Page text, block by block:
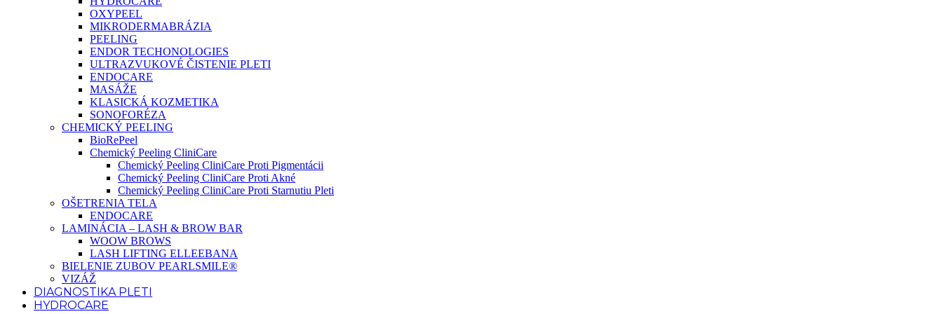
OXYPEEL
MIKRODERMABRÁZIA
PEELING
ENDOR TECHONOLOGIES
ULTRAZVUKOVÉ ČISTENIE PLETI
ENDOCARE
MASÁŽE
KLASICKÁ KOZMETIKA
SONOFORÉZA
CHEMICKÝ PEELING
BioRePeel
Chemický Peeling CliniCare
Chemický Peeling CliniCare Proti Pigmentácii
Chemický Peeling CliniCare Proti Akné
Chemický Peeling CliniCare Proti Starnutiu Pleti
OŠETRENIA TELA
ENDOCARE
LAMINÁCIA – LASH & BROW BAR
WOOW BROWS
LASH LIFTING ELLEEBANA
BIELENIE ZUBOV PEARLSMILE®
VIZÁŽ
DIAGNOSTIKA PLETI
HYDROCARE